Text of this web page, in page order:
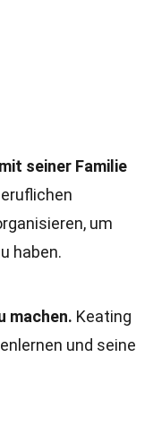
seiner Familie
um
haben.
machen. Keating
und seine